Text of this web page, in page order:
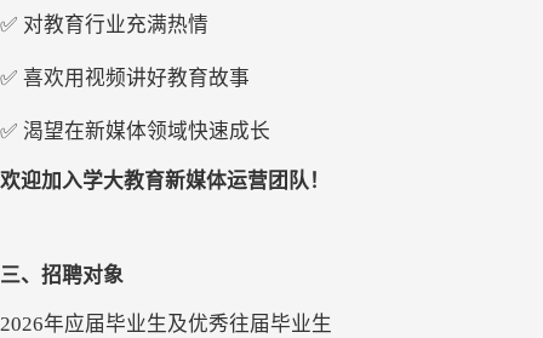
✅ 对教育行业充满热情
✅ 喜欢用视频讲好教育故事
✅ 渴望在新媒体领域快速成长
欢迎加入学大教育新媒体运营团队！
三、招聘对象
2026年应届毕业生及优秀往届毕业生